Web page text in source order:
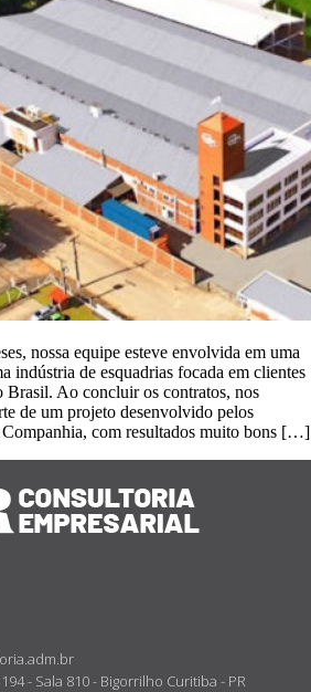
nossa equipe esteve envolvida em uma
indústria de esquadrias focada em clientes
Brasil. Ao concluir os contratos, nos
de um projeto desenvolvido pelos
Companhia, com resultados muito bons […]
- Sala 810 - Bigorrilho Curitiba - PR